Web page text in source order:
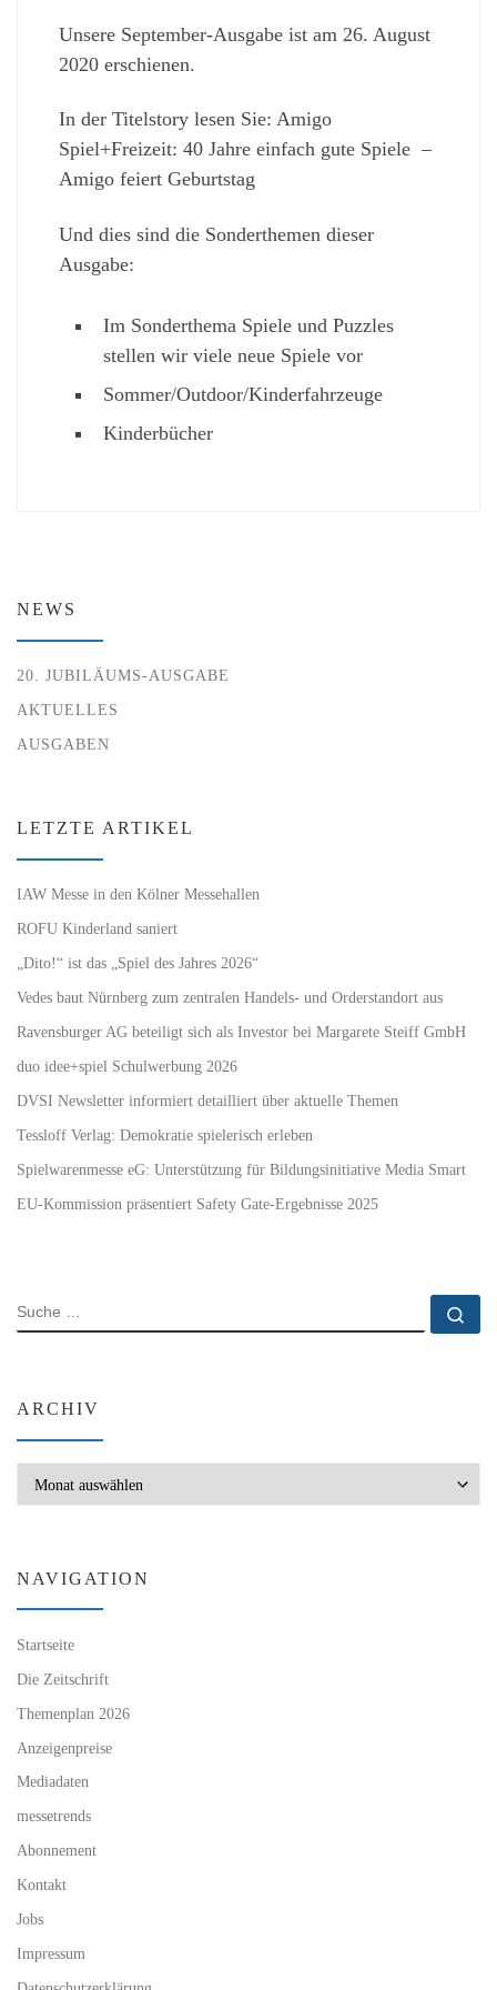
Unsere September-Ausgabe ist am 26. August
2020 erschienen.
In der Titelstory lesen Sie: Amigo
Spiel+Freizeit: 40 Jahre einfach gute Spiele –
Amigo feiert Geburtstag
Und dies sind die Sonderthemen dieser
Ausgabe:
Im Sonderthema Spiele und Puzzles
stellen wir viele neue Spiele vor
Sommer/Outdoor/Kinderfahrzeuge
Kinderbücher
NEWS
20. JUBILÄUMS-AUSGABE
AKTUELLES
AUSGABEN
LETZTE ARTIKEL
IAW Messe in den Kölner Messehallen
ROFU Kinderland saniert
„Dito!“ ist das „Spiel des Jahres 2026“
Vedes baut Nürnberg zum zentralen Handels- und Orderstandort aus
Ravensburger AG beteiligt sich als Investor bei Margarete Steiff GmbH
duo idee+spiel Schulwerbung 2026
DVSI Newsletter informiert detailliert über aktuelle Themen
Tessloff Verlag: Demokratie spielerisch erleben
Spielwarenmesse eG: Unterstützung für Bildungsinitiative Media Smart
EU-Kommission präsentiert Safety Gate-Ergebnisse 2025
SUCHE
ARCHIV
NAVIGATION
Startseite
Die Zeitschrift
Themenplan 2026
Anzeigenpreise
Mediadaten
messetrends
Abonnement
Kontakt
Jobs
Impressum